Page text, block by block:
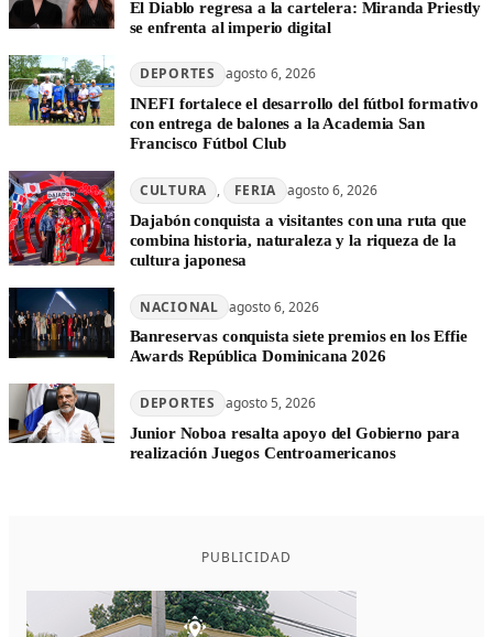
El Diablo regresa a la cartelera: Miranda Priestly
se enfrenta al imperio digital
DEPORTES agosto 6, 2026
INEFI fortalece el desarrollo del fútbol formativo
con entrega de balones a la Academia San
Francisco Fútbol Club
CULTURA , FERIA agosto 6, 2026
Dajabón conquista a visitantes con una ruta que
combina historia, naturaleza y la riqueza de la
cultura japonesa
NACIONAL agosto 6, 2026
Banreservas conquista siete premios en los Effie
Awards República Dominicana 2026
DEPORTES agosto 5, 2026
Junior Noboa resalta apoyo del Gobierno para
realización Juegos Centroamericanos
PUBLICIDAD